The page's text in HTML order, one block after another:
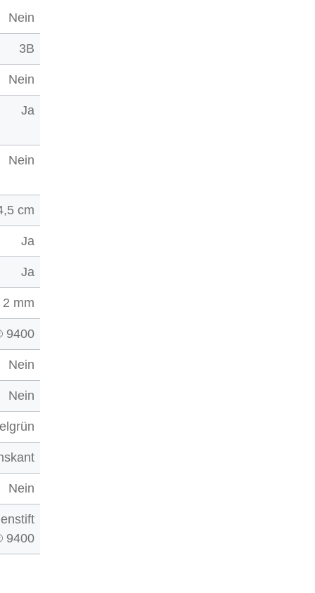
Nein
3B
Nein
Ja
Nein
cm
Ja
Ja
2 mm
9400
Nein
Nein
Nein
9400